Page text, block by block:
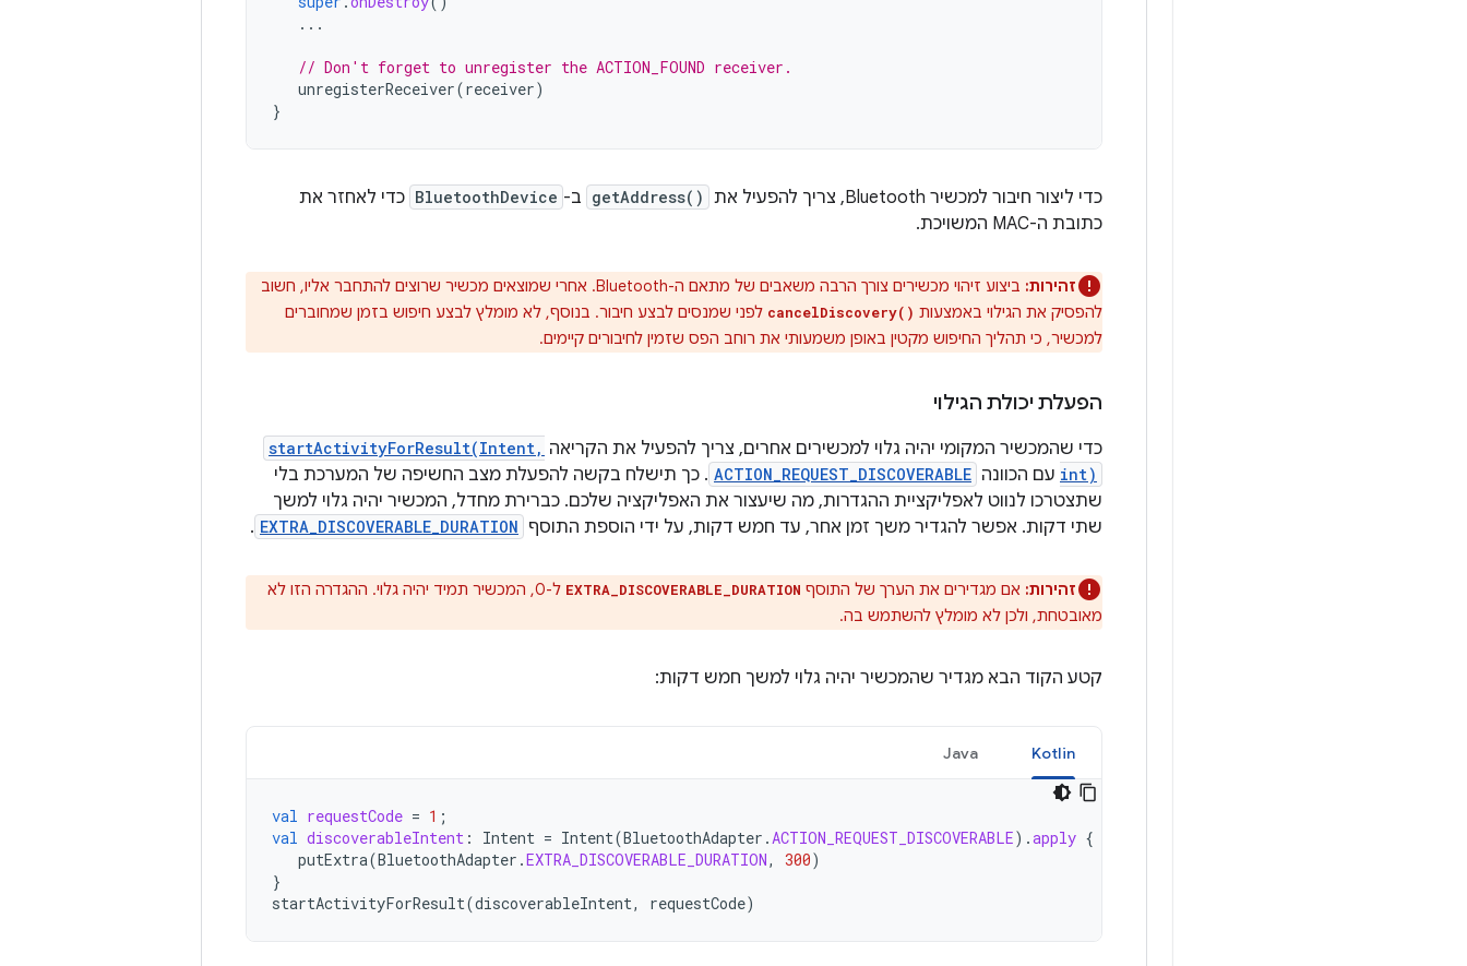
...
// Don't forget to unregister the ACTION_FOUND receiver.
unregisterReceiver(receiver)
}
כדי ליצור חיבור למכשיר Bluetooth, צריך להפעיל את getAddress() ב- BluetoothDevice כדי לאחזר את
כתובת ה-MAC המשויכת.
זהירות:
ביצוע זיהוי מכשירים צורך הרבה משאבים של מתאם ה-Bluetooth. אחרי שמוצאים מכשיר שרוצים להתחבר אליו, חשוב
להפסיק את הגילוי באמצעות cancelDiscovery() לפני שמנסים לבצע חיבור. בנוסף, לא מומלץ לבצע חיפוש בזמן שמחוברים
למכשיר, כי תהליך החיפוש מקטין באופן משמעותי את רוחב הפס שזמין לחיבורים קיימים.
הפעלת יכולת הגילוי
כדי שהמכשיר המקומי יהיה גלוי למכשירים אחרים, צריך להפעיל את הקריאה startActivityForResult(Intent,
int) עם הכוונה ACTION_REQUEST_DISCOVERABLE . כך תישלח בקשה להפעלת מצב החשיפה של המערכת בלי
שתצטרכו לנווט לאפליקציית ההגדרות, מה שיעצור את האפליקציה שלכם. כברירת מחדל, המכשיר יהיה גלוי למשך
שתי דקות. אפשר להגדיר משך זמן אחר, עד חמש דקות, על ידי הוספת התוסף EXTRA_DISCOVERABLE_DURATION
.
זהירות: אם מגדירים את הערך של התוסף EXTRA_DISCOVERABLE_DURATION
ל-0, המכשיר תמיד יהיה גלוי. ההגדרה הזו לא
מאובטחת, ולכן לא מומלץ להשתמש בה.
קטע הקוד הבא מגדיר שהמכשיר יהיה גלוי למשך חמש דקות:
Kotlin
Java
val requestCode = 1 ;
val discoverableIntent : Intent = Intent(BluetoothAdapter .ACTION_REQUEST_DISCOVERABLE).apply {
putExtra(BluetoothAdapter .EXTRA_DISCOVERABLE_DURATION, 300)
}
startActivityForResult(discoverableIntent, requestCode)